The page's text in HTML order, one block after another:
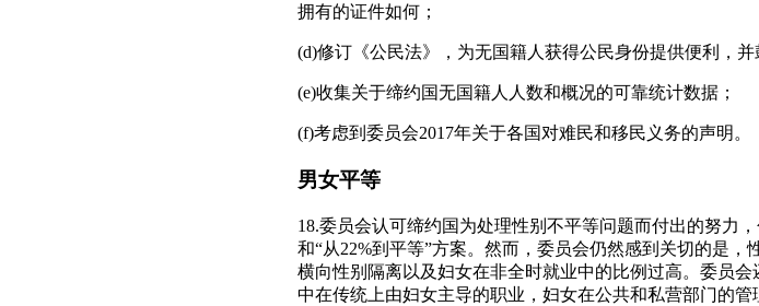
拥有的证件如何；
(d)修订《公民法》，为无国籍人获得公民身份提供便利，
(e)收集关于缔约国无国籍人人数和概况的可靠统计数据；
(f)考虑到委员会2017年关于各国对难民和移民义务的声明。
男女平等
18.委员会认可缔约国为处理性别不平等问题而付出的努力
和“从22%到平等”方案。然而，委员会仍然感到关切的是
横向性别隔离以及妇女在非全时就业中的比例过高。委员
中在传统上由妇女主导的职业，妇女在公共和私营部门的